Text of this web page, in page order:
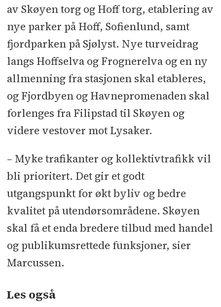
av Skøyen torg og Hoff torg, etablering av
nye parker på Hoff, Sofienlund, samt
fjordparken på Sjølyst. Nye turveidrag
langs Hoffselva og Frognerelva og en ny
allmenning fra stasjonen skal etableres,
og Fjordbyen og Havnepromenaden skal
forlenges fra Filipstad til Skøyen og
videre vestover mot Lysaker.
– Myke trafikanter og kollektivtrafikk vil
bli prioritert. Det gir et godt
utgangspunkt for økt byliv og bedre
kvalitet på utendørsområdene. Skøyen
skal få et enda bredere tilbud med handel
og publikumsrettede funksjoner, sier
Marcussen.
Les også